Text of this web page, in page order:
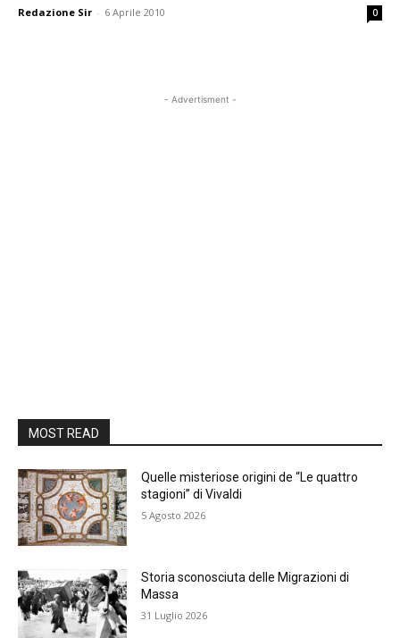
Redazione Sir - 6 Aprile 2010 0
- Advertisment -
MOST READ
Quelle misteriose origini de “Le quattro
stagioni” di Vivaldi
5 Agosto 2026
Storia sconosciuta delle Migrazioni di
Massa
31 Luglio 2026